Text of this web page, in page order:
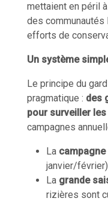
mettaient en péril
des
efforts de
Un système
Le principe du
pragmatique : des
pour surveiller
campagnes
La
janvier/février)
La grande
rizières sont